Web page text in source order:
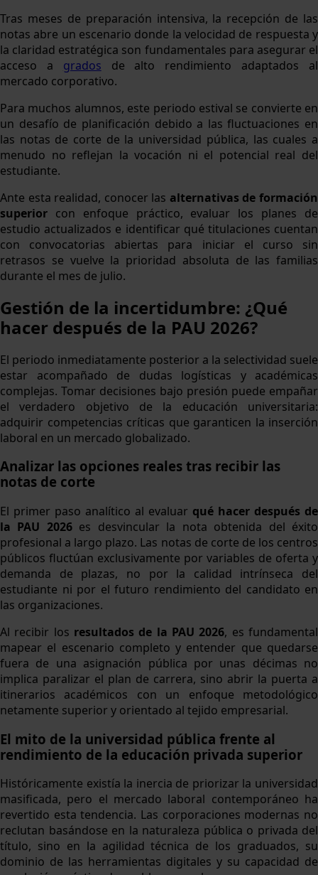
Tras meses de preparación intensiva, la recepción de las
notas abre un escenario donde la velocidad de respuesta y
la claridad estratégica son fundamentales para asegurar el
acceso a grados de alto rendimiento adaptados al
mercado corporativo.
Para muchos alumnos, este periodo estival se convierte en
un desafío de planificación debido a las fluctuaciones en
las notas de corte de la universidad pública, las cuales a
menudo no reflejan la vocación ni el potencial real del
estudiante.
Ante esta realidad, conocer las alternativas de formación
superior con enfoque práctico, evaluar los planes de
estudio actualizados e identificar qué titulaciones cuentan
con convocatorias abiertas para iniciar el curso sin
retrasos se vuelve la prioridad absoluta de las familias
durante el mes de julio.
Gestión de la incertidumbre: ¿Qué
hacer después de la PAU 2026?
El periodo inmediatamente posterior a la selectividad suele
estar acompañado de dudas logísticas y académicas
complejas. Tomar decisiones bajo presión puede empañar
el verdadero objetivo de la educación universitaria:
adquirir competencias críticas que garanticen la inserción
laboral en un mercado globalizado.
Analizar las opciones reales tras recibir las
notas de corte
El primer paso analítico al evaluar qué hacer después de
la PAU 2026es desvincular la nota obtenida del éxito
profesional a largo plazo. Las notas de corte de los centros
públicos fluctúan exclusivamente por variables de oferta y
demanda de plazas, no por la calidad intrínseca del
estudiante ni por el futuro rendimiento del candidato en
las organizaciones.
Al recibir los resultados de la PAU 2026, es fundamental
mapear el escenario completo y entender que quedarse
fuera de una asignación pública por unas décimas no
implica paralizar el plan de carrera, sino abrir la puerta a
itinerarios académicos con un enfoque metodológico
netamente superior y orientado al tejido empresarial.
El mito de la universidad pública frente al
rendimiento de la educación privada superior
Históricamente existía la inercia de priorizar la universidad
masificada, pero el mercado laboral contemporáneo ha
revertido esta tendencia. Las corporaciones modernas no
reclutan basándose en la naturaleza pública o privada del
título, sino en la agilidad técnica de los graduados, su
dominio de las herramientas digitales y su capacidad de